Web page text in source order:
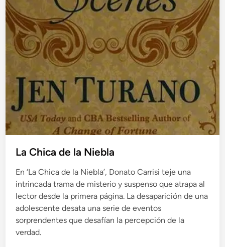
La Chica de la Niebla
En ‘La Chica de la Niebla’, Donato Carrisi teje una
intrincada trama de misterio y suspenso que atrapa al
lector desde la primera página. La desaparición de una
adolescente desata una serie de eventos
sorprendentes que desafían la percepción de la
verdad.